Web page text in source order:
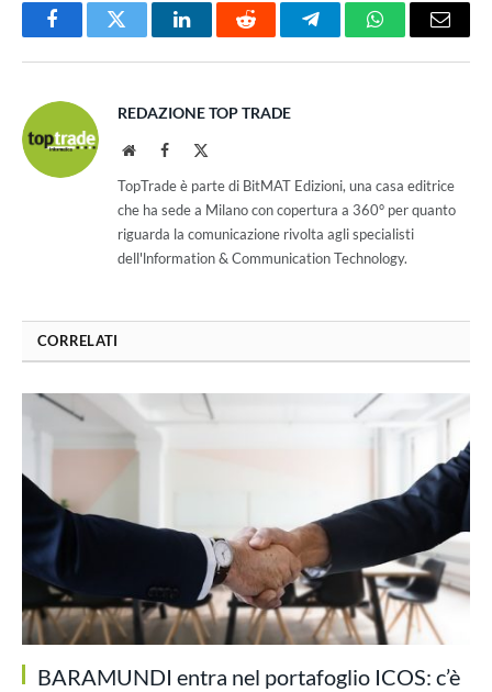
FacebookTwitter LinkedInReddit TelegramWhatsAppEmail
REDAZIONE TOP TRADE
WebsiteFacebook
TopTrade è parte di BitMAT Edizioni, una casa editrice
che ha sede a Milano con copertura a 360° per quanto
riguarda la comunicazione rivolta agli specialisti
dell'lnformation & Communication Technology.
CORRELATI
BARAMUNDI entra nel portafoglio ICOS: c’è